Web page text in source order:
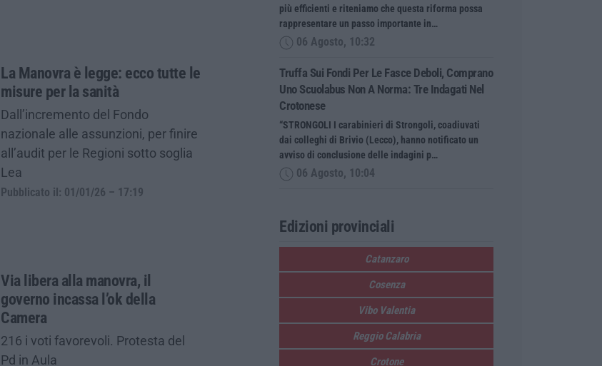
La Manovra è legge: ecco tutte le
misure per la sanità
Dall’incremento del Fondo
nazionale alle assunzioni, per finire
all’audit per le Regioni sotto soglia
Lea
Pubblicato il: 01/01/26 – 17:19
Via libera alla manovra, il
governo incassa l’ok della
Camera
216 i voti favorevoli. Protesta del
Pd in Aula
più efficienti e riteniamo che questa riforma possa
rappresentare un passo importante in…
06 Agosto, 10:32
Truffa Sui Fondi Per Le Fasce Deboli, Comprano
Uno Scuolabus Non A Norma: Tre Indagati Nel
Crotonese
“STRONGOLI I carabinieri di Strongoli, coadiuvati
dai colleghi di Brivio (Lecco), hanno notificato un
avviso di conclusione delle indagini p…
06 Agosto, 10:04
Edizioni provinciali
Catanzaro
Cosenza
Vibo Valentia
Reggio Calabria
Crotone